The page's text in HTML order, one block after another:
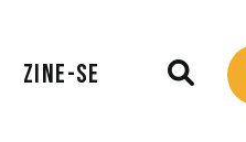
ZINE-SE